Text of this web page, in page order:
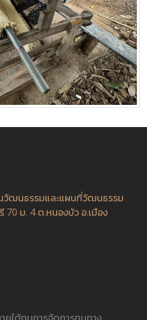
วัฒนธรรมและแผนที่วัฒนธรรม
ม. 4 ต.หนองบัว อ.เมือง